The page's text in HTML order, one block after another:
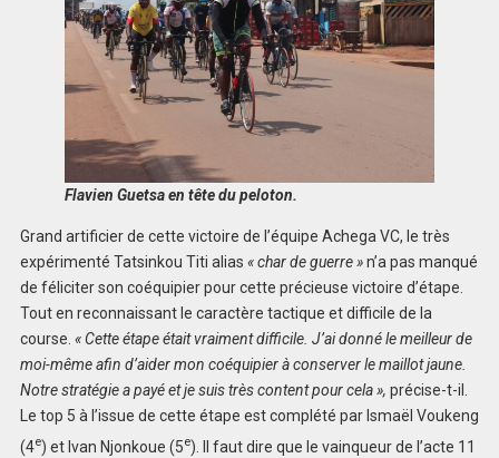
Flavien Guetsa en tête du peloton.
Grand artificier de cette victoire de l’équipe Achega VC, le très
expérimenté Tatsinkou Titi alias « char de guerre »n’a pas manqué
de féliciter son coéquipier pour cette précieuse victoire d’étape.
Tout en reconnaissant le caractère tactique et difficile de la
course. « Cette étape était vraiment difficile. J’ai donné le meilleur de
moi-même afin d’aider mon coéquipier à conserver le maillot jaune.
Notre stratégie a payé et je suis très content pour cela », précise-t-il.
Le top 5 à l’issue de cette étape est complété par Ismaël Voukeng
(4e) et Ivan Njonkoue (5e). Il faut dire que le vainqueur de l’acte 11